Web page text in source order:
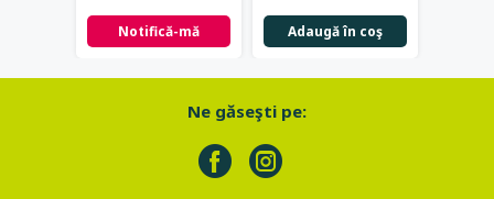
Notifică-mă Adaugă în coş
Ne găseşti pe: